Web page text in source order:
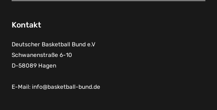
Kontakt
Deutscher Basketball Bund e.V
Schwanenstraße 6-10
D-58089 Hagen
E-Mail: info@basketball-bund.de